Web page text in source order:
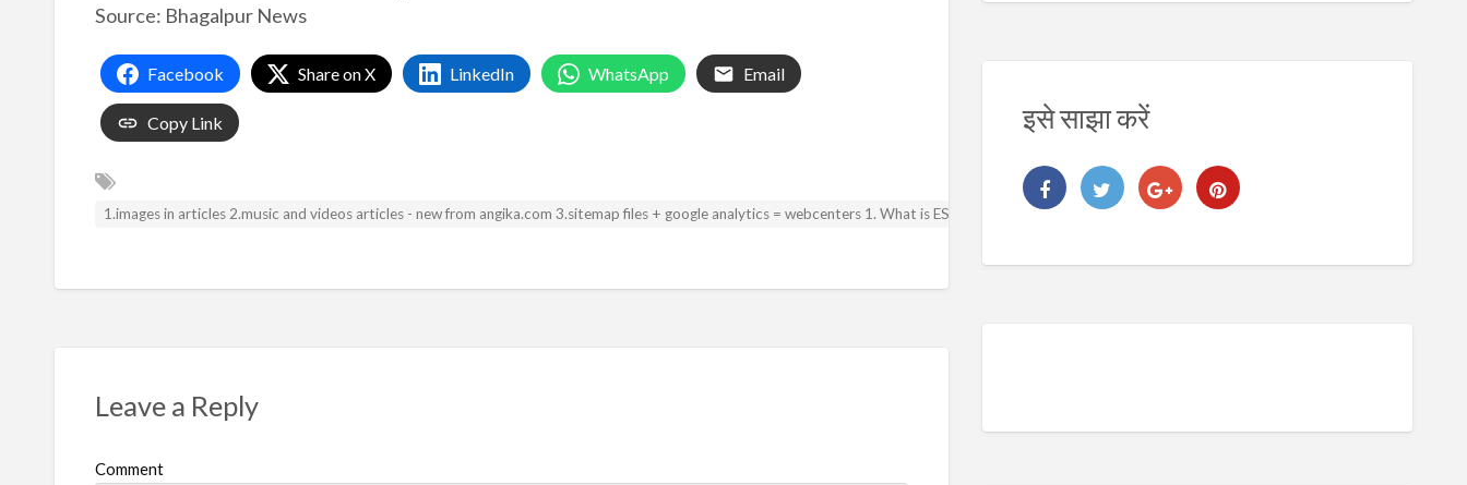
Source: Bhagalpur News
Facebook Share on X LinkedIn WhatsApp Email
Copy Link
1.images in articles 2.music and videos articles - new from angika.com 3.sitemap files + google analytics = webcenters 1. What is ESA? 2. Digital Address Lookup
Leave a Reply
Comment
इसे साझा करें